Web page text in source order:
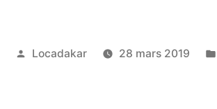
Publié
Locadakar 28 mars 2019